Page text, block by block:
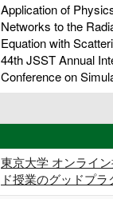
Application of
Networks to the
Equation with
44th JSST Annual
Conference on
東京大学 オンライ
ド授業のグッドプ